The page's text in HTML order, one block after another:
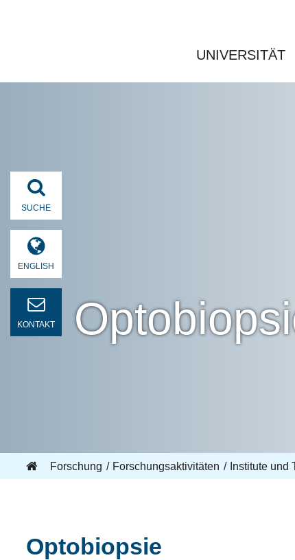
UNIVERSITÄT
SUCHE
ENGLISH
KONTAKT
Forschung Forschungsaktivitäten Institute und
Optobiopsie